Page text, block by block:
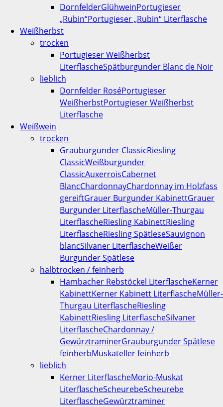
DornfelderGlühweinPortugieser
„Rubin“Portugieser „Rubin“ Literflasche
Weißherbst
trocken
Portugieser Weißherbst
LiterflascheSpätburgunder Blanc de Noir
lieblich
Dornfelder RoséPortugieser
WeißherbstPortugieser Weißherbst
Literflasche
Weißwein
trocken
Grauburgunder ClassicRiesling
ClassicWeißburgunder
ClassicAuxerroisCabernet
BlancChardonnayChardonnay im Holzfass
gereiftGrauer Burgunder KabinettGrauer
Burgunder LiterflascheMüller-Thurgau
LiterflascheRiesling KabinettRiesling
LiterflascheRiesling SpätleseSauvignon
blancSilvaner LiterflascheWeißer
Burgunder Spätlese
halbtrocken / feinherb
Hambacher Rebstöckel LiterflascheKerner
KabinettKerner Kabinett LiterflascheMüller-
Thurgau LiterflascheRiesling
KabinettRiesling LiterflascheSilvaner
LiterflascheChardonnay /
GewürztraminerGrauburgunder Spätlese
feinherbMuskateller feinherb
lieblich
Kerner LiterflascheMorio-Muskat
LiterflascheScheurebeScheurebe
LiterflascheGewürztraminer